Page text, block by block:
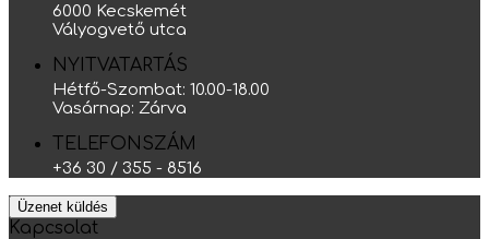
6000 Kecskemét
Vályogvető utca
NYITVATARTÁS
Hétfő-Szombat: 10.00-18.00
Vasárnap: Zárva
TELEFONSZÁM
+36 30 / 355 - 8516
Üzenet küldés
Kapcsolat